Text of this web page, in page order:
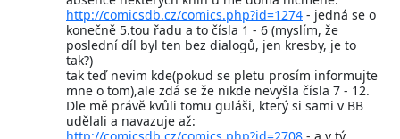
http://comicsdb.cz/comics.php?id=1274 - jedná se o
konečně 5.tou řadu a to čísla 1 - 6 (myslím, že
poslední díl byl ten bez dialogů, jen kresby, je to
tak?)
tak teď nevim kde(pokud se pletu prosím informujte
mne o tom),ale zdá se že nikde nevyšla čísla 7 - 12.
Dle mě právě kvůli tomu guláši, který si sami v BB
udělali a navazuje až: